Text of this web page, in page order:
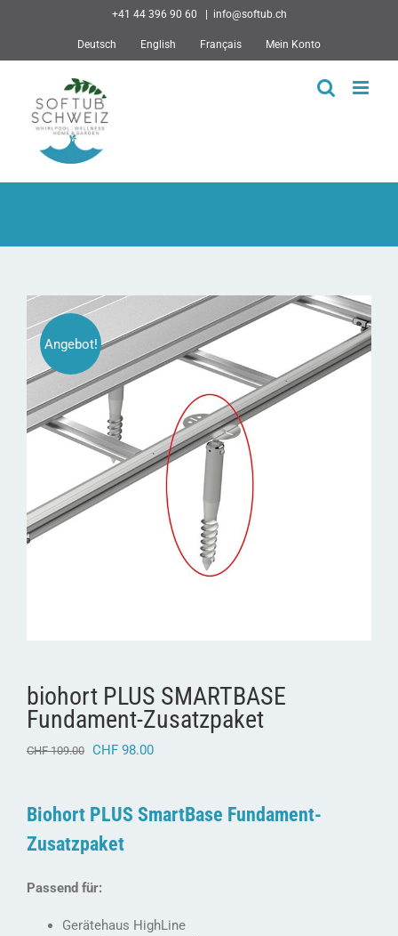
+41 44 396 90 60 info@softub.ch
Deutsch English Français Mein Konto
Angebot!
biohort PLUS SMARTBASE
Fundament-Zusatzpaket
CHF109.00 Ursprünglicher
CHF 109.00
CHF 98.00Aktueller
CHF 98.00.
Biohort PLUS SmartBase Fundament-
Zusatzpaket
Passend für:
Gerätehaus HighLine